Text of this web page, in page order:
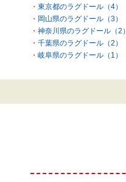
東京都のラグドール（4）
岡山県のラグドール（3）
神奈川県のラグドール（2）
千葉県のラグドール（2）
岐阜県のラグドール（1）